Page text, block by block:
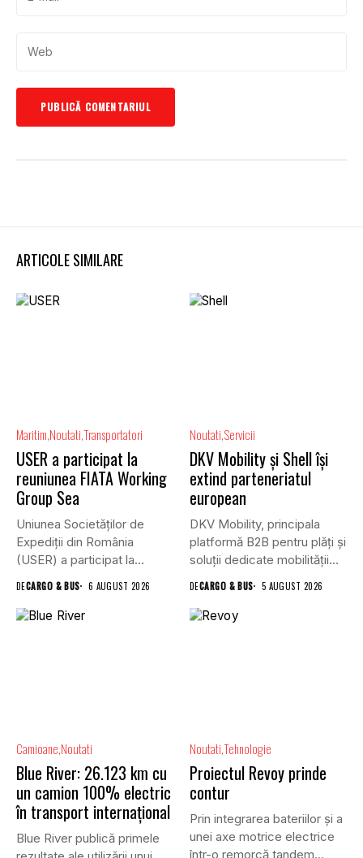
ARTICOLE SIMILARE
Maritim NoutatiTransportatori
USER a participat la
reuniunea FIATA Working
Group Sea
Uniunea Societăților de
Expediții din România
(USER) a participat la
DECARGO & BUS 6 AUGUST 2026
Noutati Servicii
DKV Mobility și Shell își
extind parteneriatul
european
DKV Mobility, principala
platformă B2B pentru plăți și
soluții dedicate mobilității
DECARGO & BUS 5 AUGUST 2026
Camioane Noutati
Blue River: 26.123 km cu
un camion 100% electric
în transport internațional
Blue River publică primele
NoutatiTehnologie
Proiectul Revoy prinde
contur
Prin integrarea bateriilor și a
unei axe motrice electrice
într-o remorcă tandem...